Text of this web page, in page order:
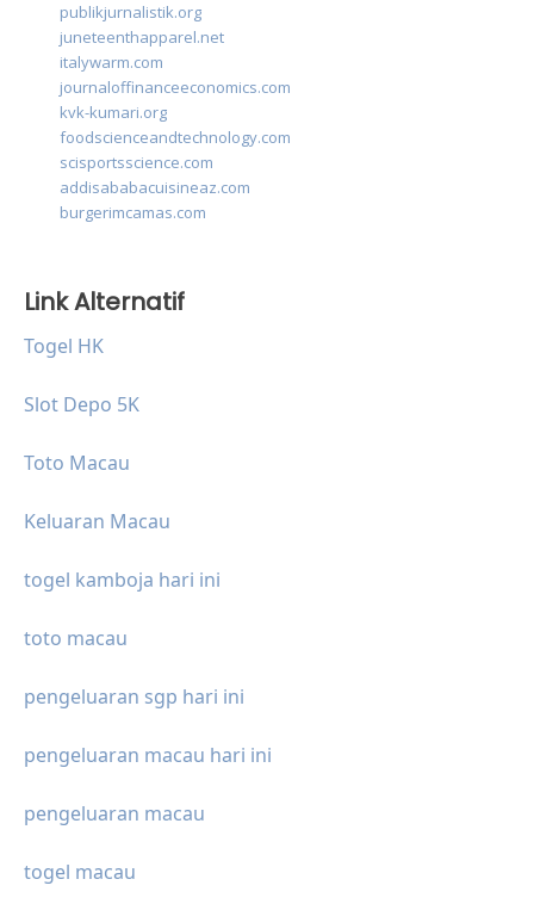
publikjurnalistik.org
juneteenthapparel.net
italywarm.com
journaloffinanceeconomics.com
kvk-kumari.org
foodscienceandtechnology.com
scisportsscience.com
addisababacuisineaz.com
burgerimcamas.com
Link Alternatif
Togel HK
Slot Depo 5K
Toto Macau
Keluaran Macau
togel kamboja hari ini
toto macau
pengeluaran sgp hari ini
pengeluaran macau hari ini
pengeluaran macau
togel macau